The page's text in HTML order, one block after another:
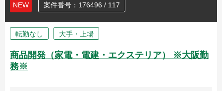
NEW 案件番号：176496 / 117
転勤なし 大手・上場
商品開発（家電・電建・エクステリア） ※大阪勤
務※